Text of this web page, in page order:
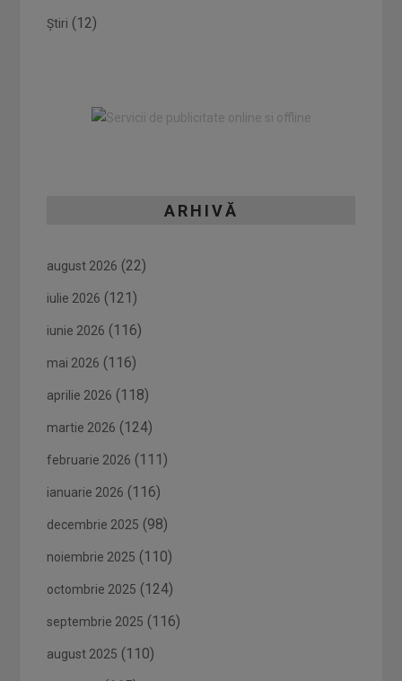
Știri (12)
ARHIVĂ
august 2026 (22)
iulie 2026 (121)
iunie 2026 (116)
mai 2026 (116)
aprilie 2026 (118)
martie 2026 (124)
februarie 2026 (111)
ianuarie 2026 (116)
decembrie 2025 (98)
noiembrie 2025 (110)
octombrie 2025 (124)
septembrie 2025 (116)
august 2025 (110)